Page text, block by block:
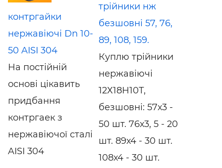
контргайки
нержавіючі Dn 10-
50 AISI 304
На постійній
основі цікавить
придбання
контргаек з
нержавіючої сталі
AISI 304
трійники нж
безшовні 57, 76,
89, 108, 159.
Куплю трійники
нержавіючі
12Х18Н10Т,
безшовні: 57х3 -
50 шт. 76х3, 5 - 20
шт. 89х4 - 30 шт.
108х4 - 30 шт.